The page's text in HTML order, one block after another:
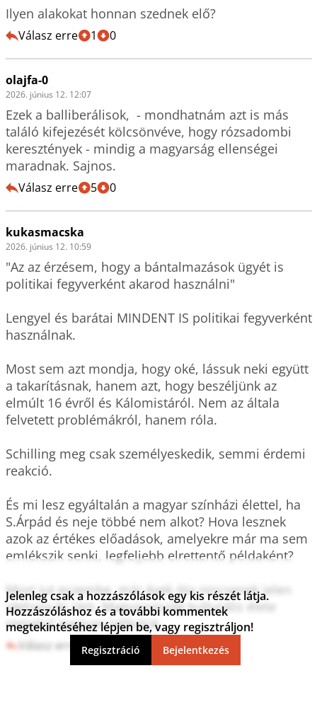
Ilyen alakokat honnan szednek elő?
Válasz erre 1 0
olajfa-0
2026. június 12. 12:07
Ezek a balliberálisok,  - mondhatnám azt is más
találó kifejezését kölcsönvéve, hogy rózsadombi
keresztények - mindig a magyarság ellenségei
maradnak. Sajnos.
Válasz erre 5 0
kukasmacska
2026. június 12. 10:59
"Az az érzésem, hogy a bántalmazások ügyét is
politikai fegyverként akarod használni"
Lengyel és barátai MINDENT IS politikai fegyverként
használnak.
Most sem azt mondja, hogy oké, lássuk neki együtt
a takarításnak, hanem azt, hogy beszéljünk az
elmúlt 16 évről és Kálomistáról. Nem az általa
felvetett problémákról, hanem róla.
Schilling meg csak személyeskedik, semmi érdemi
reakció.
És mi lesz egyáltalán a magyar színházi élettel, ha
S.Árpád és neje többé nem alkot? Hova lesznek
azok az értékes előadások, amelyekre már ma sem
emlékszik senki, legfeljebb elrettentő példaként?
Most jut eszembe, már évek óta nincsenek jelen
idehaza és lám, Magyarország kulturális élete
remekül megvan nélkülük.
Válasz erre 3 0
Jelenleg csak a hozzászólások egy kis részét látja.
Hozzászóláshoz és a további kommentek
megtekintéséhez lépjen be, vagy regisztráljon!
Regisztráció Bejelentkezés